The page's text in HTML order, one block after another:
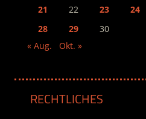
21
22 23 24
28
29
30
« Aug.
Okt. »
RECHTLICHES